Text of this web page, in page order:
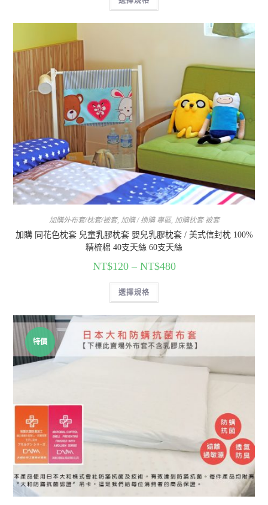
加購外布套/枕套/被套, 加購 / 換購 專區, 加購枕套 被套
加購 同花色枕套 兒童乳膠枕套 嬰兒乳膠枕套 / 美式信封枕 100%
精梳棉 40支天絲 60支天絲
NT$120– NT$480
選擇規格
特價